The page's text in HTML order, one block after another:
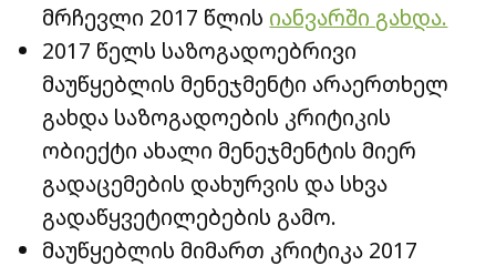
მრჩევლი 2017 წლის იანვარში გახდა.
2017 წელს საზოგადოებრივი
მაუწყებლის მენეჯმენტი არაერთხელ
გახდა საზოგადოების კრიტიკის
ობიექტი ახალი მენეჯმენტის მიერ
გადაცემების დახურვის და სხვა
გადაწყვეტილებების გამო.
მაუწყებლის მიმართ კრიტიკა 2017